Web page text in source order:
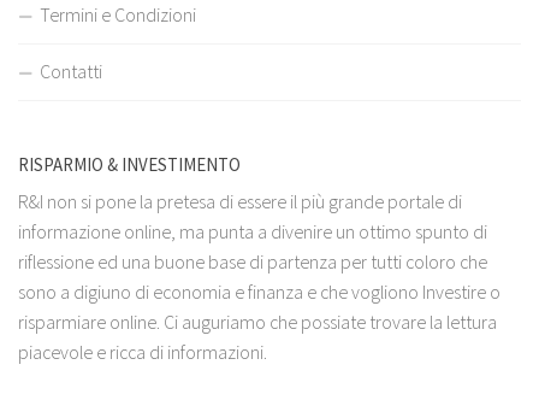
Termini e Condizioni
Contatti
RISPARMIO & INVESTIMENTO
R&I non si pone la pretesa di essere il più grande portale di
informazione online, ma punta a divenire un ottimo spunto di
riflessione ed una buone base di partenza per tutti coloro che
sono a digiuno di economia e finanza e che vogliono Investire o
risparmiare online. Ci auguriamo che possiate trovare la lettura
piacevole e ricca di informazioni.